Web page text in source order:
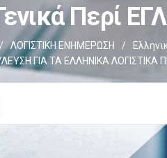
Περί
/ ΛΟΓΙΣΤΙΚΗ ΕΝΗΜΕΡΩΣΗ /
ΓΙΑ ΤΑ ΕΛΛΗΝΙΚΑ ΛΟΓΙΣΤΙΚΑ